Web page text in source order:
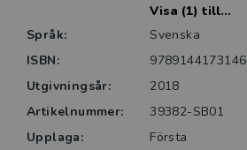
Visa (1) till...
Språk:
Svenska
ISBN:
9789144173146
Utgivningsår:
2018
Artikelnummer:
39382-SB01
Upplaga:
Första